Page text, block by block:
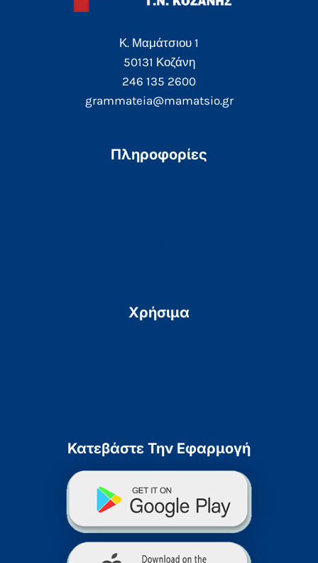
Κ. Μαμάτσιου 1
50131 Κοζάνη
246 135 2600
grammateia@mamatsio.gr
Πληροφορίες
Χρήσιμα
Κατεβάστε Την Εφαρμογή